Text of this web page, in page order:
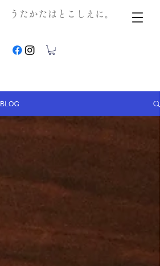
うたかたはとこしえに。
BLOG